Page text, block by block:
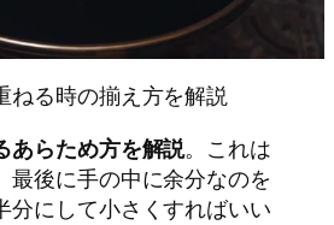
ねる時の揃え方を解説
あらため方を解説。これは
最後に手の中に余分なのを
分にして小さくすればいい